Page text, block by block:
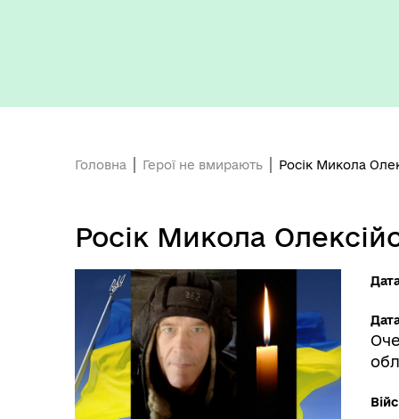
Головна Герої не вмирають Росік Микола
Росік Микола